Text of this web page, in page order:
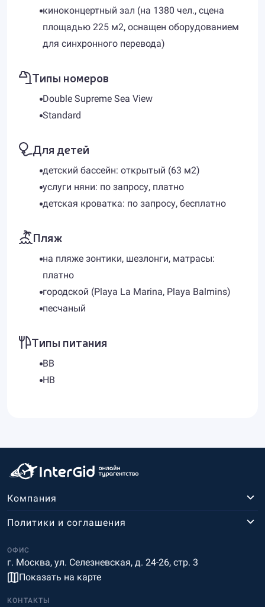
киноконцертный зал (на 1380 чел., сцена
площадью 225 м2, оснащен оборудованием
для синхронного перевода)
Типы номеров
Double Supreme Sea View
Standard
Для детей
детский бассейн: открытый (63 м2)
услуги няни: по запросу, платно
детская кроватка: по запросу, бесплатно
Пляж
на пляже зонтики, шезлонги, матрасы:
платно
городской (Playa La Marina, Playa Balmins)
песчаный
Типы питания
BB
HB
Компания
ОФИС
г. Москва, ул. Селезневская, д. 24-26, стр. 3
Показать на карте
Политики и соглашения
КОНТАКТЫ